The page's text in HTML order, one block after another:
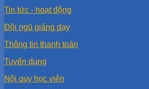
Tin tức - hoạt động
Đội ngũ giảng dạy
Thông tin thanh toán
Tuyển dụng
Nội quy học viên